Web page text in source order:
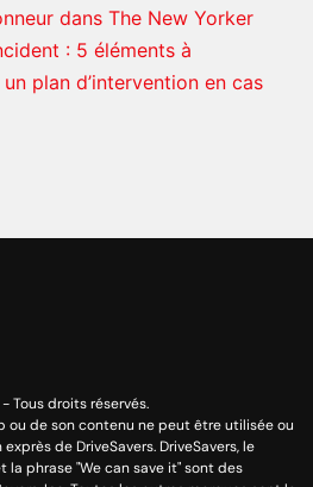
dans The New Yorker
: 5 éléments à
plan d’intervention en cas
- Tous droits réservés.
ou de son contenu ne peut être utilisée ou
de DriveSavers. DriveSavers, le
la phrase "We can save it" sont des